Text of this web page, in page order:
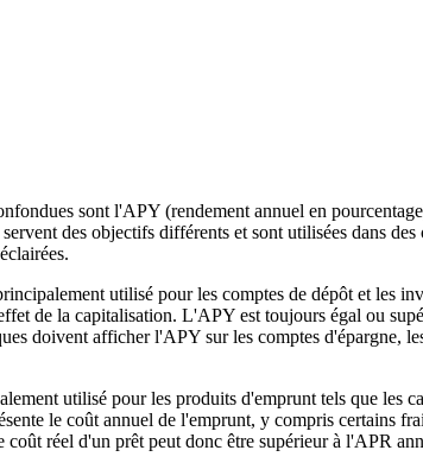
sont l'APY (rendement annuel en
des objectifs différents et sont utilisées dans
utilisé pour les comptes de dépôt et les
de la capitalisation. L'APY est toujours égal ou
doivent afficher l'APY sur les comptes d'épargne,
utilisé pour les produits d'emprunt tels que les
le coût annuel de l'emprunt, y compris certains
réel d'un prêt peut donc être supérieur à l'APR